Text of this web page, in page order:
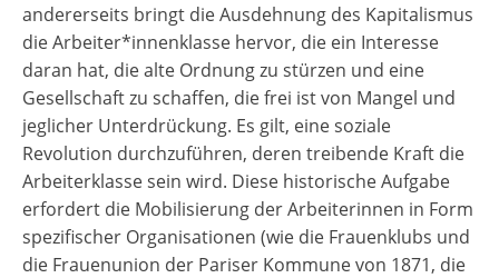
andererseits bringt die Ausdehnung des Kapitalismus
die Arbeiter*innenklasse hervor, die ein Interesse
daran hat, die alte Ordnung zu stürzen und eine
Gesellschaft zu schaffen, die frei ist von Mangel und
jeglicher Unterdrückung. Es gilt, eine soziale
Revolution durchzuführen, deren treibende Kraft die
Arbeiterklasse sein wird. Diese historische Aufgabe
erfordert die Mobilisierung der Arbeiterinnen in Form
spezifischer Organisationen (wie die Frauenklubs und
die Frauenunion der Pariser Kommune von 1871, die